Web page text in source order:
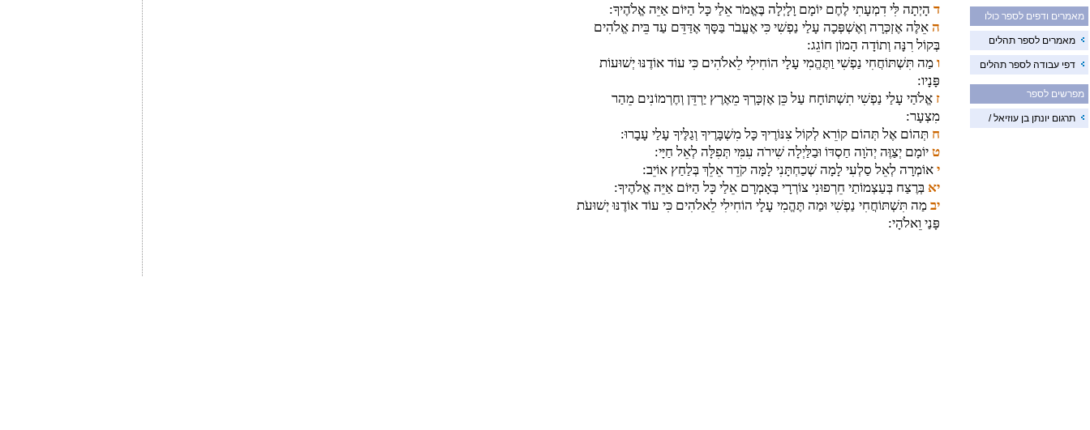
מאמרים ודפים לספר כולו
מאמרים לספר תהלים
דפי עבודה לספר תהלים
מפרשים לספר
תרגום יונתן בן עוזיאל /
ד הָיְתָה לִּי דִמְעָתִי לֶחֶם יוֹמָם וָלָיְלָה בֶּאֱמֹר אֵלַי כָּל הַיּוֹם אַיֵּה אֱלֹהֶיךָ:
ה אֵלֶּה אֶזְכְּרָה וְאֶשְׁפְּכָה עָלַי נַפְשִׁי כִּי אֶעֱבֹר בַּסָּךְ אֶדַּדֵּם עַד בֵּית אֱלֹהִים
בְּקוֹל רִנָּה וְתוֹדָה הָמוֹן חוֹגֵג:
ו מַה תִּשְׁתּוֹחֲחִי נַפְשִׁי וַתֶּהֱמִי עָלָי הוֹחִילִי לֵאלֹהִים כִּי עוֹד אוֹדֶנּוּ יְשׁוּעוֹת
פָּנָיו:
ז אֱלֹהַי עָלַי נַפְשִׁי תִשְׁתּוֹחָח עַל כֵּן אֶזְכָּרְךָ מֵאֶרֶץ יַרְדֵּן וְחֶרְמוֹנִים מֵהַר
מִצְעָר:
ח תְּהוֹם אֶל תְּהוֹם קוֹרֵא לְקוֹל צִנּוֹרֶיךָ כָּל מִשְׁבָּרֶיךָ וְגַלֶּיךָ עָלַי עָבָרוּ:
ט יוֹמָם יְצַוֶּה יְהֹוָה חַסְדּוֹ וּבַלַּיְלָה שִׁירֹה עִמִּי תְּפִלָּה לְאֵל חַיָּי:
י אוֹמְרָה לְאֵל סַלְעִי לָמָה שְׁכַחְתָּנִי לָמָּה קֹדֵר אֵלֵךְ בְּלַחַץ אוֹיֵב:
יא בְּרֶצַח בְּעַצְמוֹתַי חֵרְפוּנִי צוֹרְרָי בְּאָמְרָם אֵלַי כָּל הַיּוֹם אַיֵּה אֱלֹהֶיךָ:
יב מַה תִּשְׁתּוֹחֲחִי נַפְשִׁי וּמַה תֶּהֱמִי עָלָי הוֹחִילִי לֵאלֹהִים כִּי עוֹד אוֹדֶנּוּ יְשׁוּעֹת
פָּנַי וֵאלֹהָי: